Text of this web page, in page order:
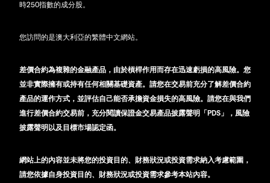
時250指數的成分股。
您訪問的是澳大利亞的繁體中文網站。
差價合約為複雜的金融產品，由於槓桿作用而存在迅速虧損的高風險。您
並非實際擁有或持有任何相關基礎資產。請您在交易前充分了解差價合約
產品的運作方式，並評估自己能否承擔資金損失的高風險。請您在與我們
進行差價合約交易前，充分閱讀保證金交易產品披露聲明「PDS」，風險
披露聲明以及目標市場認定函。
網站上的內容並未將您的投資目的、財務狀況或投資需求納入考慮範圍，
請您依據自身投資目的、財務狀況或投資需求參考本站內容。